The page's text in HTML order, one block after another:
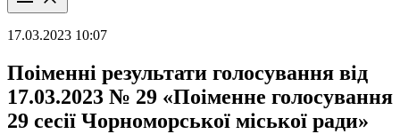
17.03.2023 10:07
Поіменні результати голосування від
17.03.2023 № 29 «Поіменне голосування
29 сесії Чорноморської міської ради»